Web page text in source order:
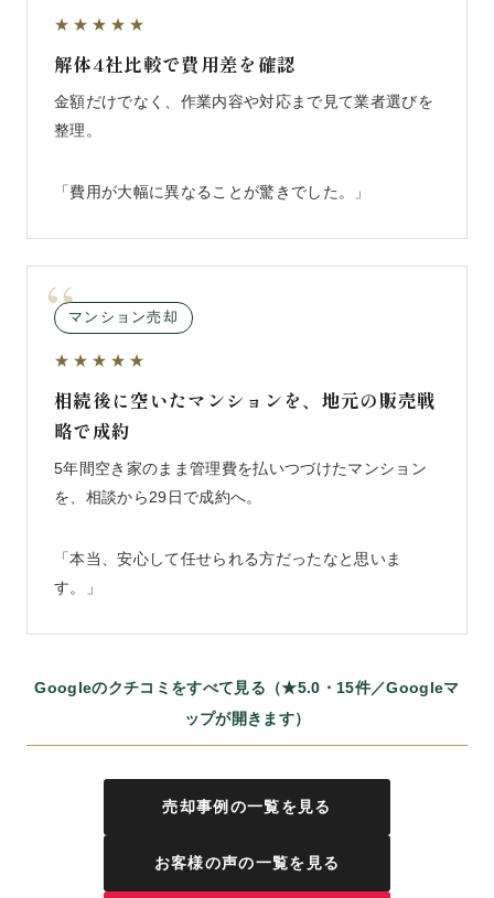
★★★★★
解体4社比較で費用差を確認
金額だけでなく、作業内容や対応まで見て業者選びを
整理。
「費用が大幅に異なることが驚きでした。」
マンション売却
★★★★★
相続後に空いたマンションを、地元の販売戦
略で成約
5年間空き家のまま管理費を払いつづけたマンション
を、相談から29日で成約へ。
「本当、安心して任せられる方だったなと思いま
す。」
Googleのクチコミをすべて見る（★5.0・15件／Googleマ
ップが開きます）
売却事例の一覧を見る
お客様の声の一覧を見る